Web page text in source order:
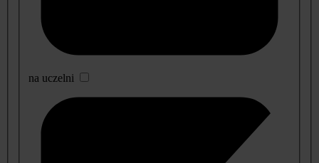
na uczelni